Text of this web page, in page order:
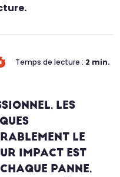
Temps de lecture : 2 min.
LES
LE
IMPACT EST
PANNE,